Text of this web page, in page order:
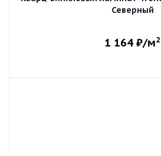
Северный
1 164 ₽/м2